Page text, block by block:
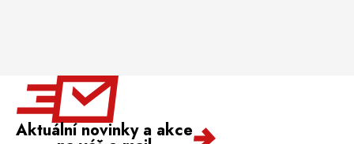
Aktuální novinky a akce